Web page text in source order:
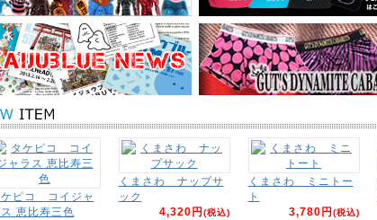
ピコ コイジャ
恵比寿三色
くまさわ ナップサ
ック
4,320円(税込)
くまさわ ミニトー
ト
3,780円(税込)